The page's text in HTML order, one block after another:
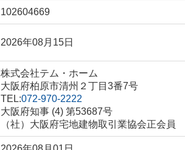
102604669
2026年08月15日
株式会社テム・ホーム
大阪府柏原市清州２丁目3番7号
TEL:072-970-2222
大阪府知事 (4) 第53687号
（社）大阪府宅地建物取引業協会正会員